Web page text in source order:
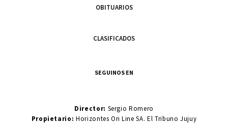
OBITUARIOS
CLASIFICADOS
SEGUINOS EN
Director: Sergio Romero
Propietario:Horizontes On Line SA. El Tribuno Jujuy